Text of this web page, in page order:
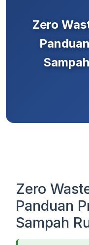
Zero
Zero
Panduan
Sampah